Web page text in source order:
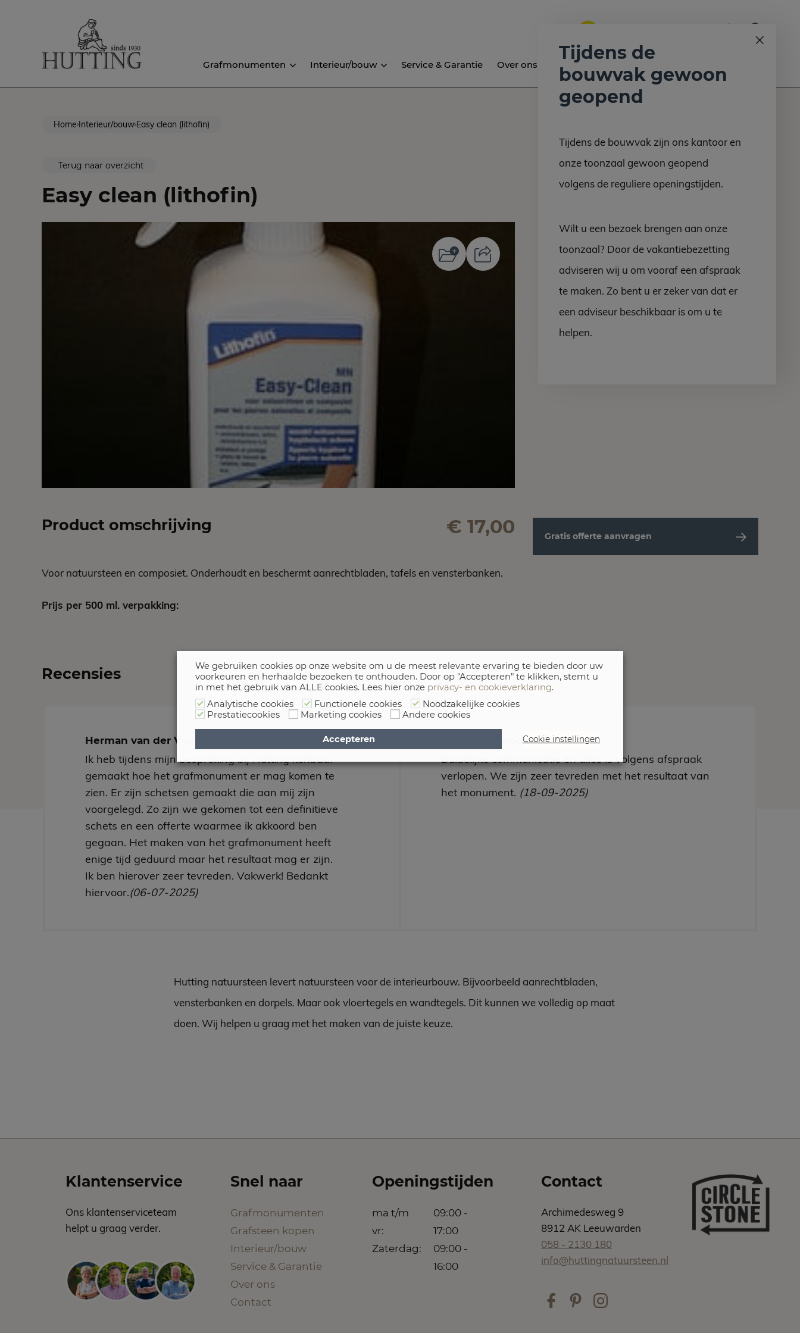
Grafmonumenten Interieur/bouw Service & Garantie Over ons Nieuws
Home Interieur/bouw Easy clean (lithofin)
Terug naar overzicht
Easy clean (lithofin)
Product omschrijving € 17,00
Voor natuursteen en composiet. Onderhoudt en beschermt aanrechtbladen, tafels en vensterbanken.
Prijs per 500 ml. verpakking:
Gratis offerte aanvragen
Recensies
Herman van der Vos, uit Tzummarum
Ik heb tijdens mijn bespreking bij Hutting kenbaar
gemaakt hoe het grafmonument er mag komen te
zien. Er zijn schetsen gemaakt die aan mij zijn
voorgelegd. Zo zijn we gekomen tot een definitieve
schets en een offerte waarmee ik akkoord ben
gegaan. Het maken van het grafmonument heeft
enige tijd geduurd maar het resultaat mag er zijn.
Ik ben hierover zeer tevreden. Vakwerk! Bedankt
hiervoor.(06-07-2025)
C., uit Buitenpost
Duidelijke communicatie en alles is volgens afspraak
verlopen. We zijn zeer tevreden met het resultaat van
het monument. (18-09-2025)
Hutting natuursteen levert natuursteen voor de interieurbouw. Bijvoorbeeld aanrechtbladen,
vensterbanken en dorpels. Maar ook vloertegels en wandtegels. Dit kunnen we volledig op maat
doen. Wij helpen u graag met het maken van de juiste keuze.
Klantenservice
Ons klantenserviceteam
helpt u graag verder.
Snel naar
Grafmonumenten
Grafsteen kopen
Interieur/bouw
Service & Garantie
Over ons
Contact
Openingstijden
ma t/m
vr:
09:00 -
17:00
Zaterdag:
09:00 -
16:00
Contact
Archimedesweg 9
8912 AK Leeuwarden
058 - 2130 180
info@huttingnatuursteen.nl
Tijdens de
bouwvak gewoon
geopend
Tijdens de bouwvak zijn ons kantoor en
onze toonzaal gewoon geopend
volgens de reguliere openingstijden.
Wilt u een bezoek brengen aan onze
toonzaal? Door de vakantiebezetting
adviseren wij u om vooraf een afspraak
te maken. Zo bent u er zeker van dat er
een adviseur beschikbaar is om u te
helpen.
We gebruiken cookies op onze website om u de meest relevante ervaring te bieden door uw
voorkeuren en herhaalde bezoeken te onthouden. Door op "Accepteren" te klikken, stemt u
in met het gebruik van ALLE cookies. Lees hier onze privacy- en cookieverklaring.
Analytische cookies
Functionele cookies
Noodzakelijke cookies
Prestatiecookies
Marketing cookies Andere cookies
Cookie instellingen
Accepteren